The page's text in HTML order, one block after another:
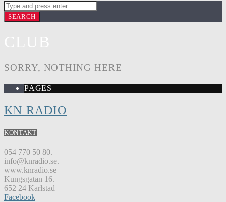
SORRY, NOTHING HERE
PAGES
KN RADIO
KONTAKT
054 770 50 80.
info@knradio.se.
www.knradio.se
Kungsgatan 16.
652 24 Karlstad
Facebook